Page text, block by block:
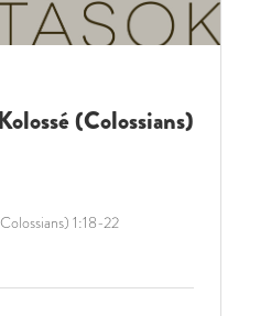
(Colossians)
1:18-22